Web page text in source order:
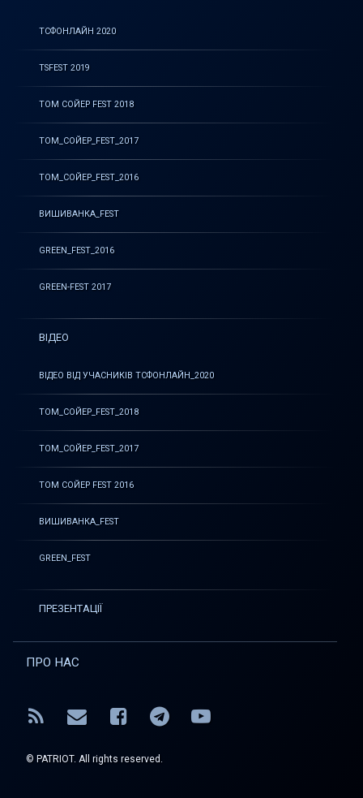
ТСФОНЛАЙН 2020
TSFEST 2019
ТОМ СОЙЕР FEST 2018
ТОМ_СОЙЕР_FEST_2017
ТОМ_СОЙЕР_FEST_2016
ВИШИВАНКА_FEST
GREEN_FEST_2016
GREEN-FEST 2017
ВІДЕО
ВІДЕО ВІД УЧАСНИКІВ ТСФОНЛАЙН_2020
ТОМ_СОЙЕР_FEST_2018
ТОМ_СОЙЕР_FEST_2017
ТОМ СОЙЕР FEST 2016
ВИШИВАНКА_FEST
GREEN_FEST
ПРЕЗЕНТАЦІЇ
ПРО НАС
RSS E-mailFacebook
TelegramYouTube
© PATRIOT. All rights reserved.